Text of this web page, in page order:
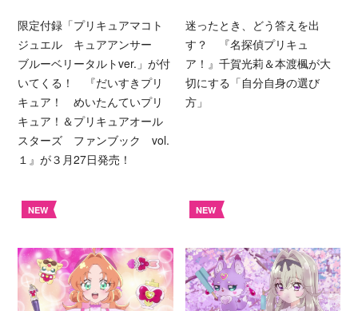
限定付録「プリキュアマコト
ジュエル キュアアンサー
ブルーベリータルトver.」が付
いてくる！ 『だいすきプリ
キュア！ めいたんていプリ
キュア！＆プリキュアオール
スターズ ファンブック vol.
１』が３月27日発売！
迷ったとき、どう答えを出
す？ 『名探偵プリキュ
ア！』千賀光莉＆本渡楓が大
切にする「自分自身の選び
方」
NEW NEW